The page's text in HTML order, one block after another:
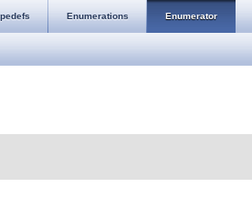
Enumerations Enumerator